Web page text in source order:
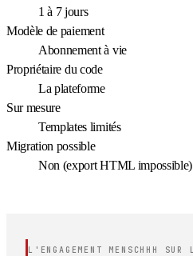
1 à 7 jours
Modèle de paiement
Abonnement à vie
Propriétaire du code
La plateforme
Sur mesure
Templates limités
Migration possible
Non (export HTML impossible)
L'ENGAGEMENT MENSCHHH